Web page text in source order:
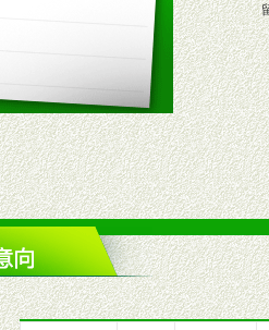
公司资执证明复印件，财务以帐单
宜，采取方案，专家顾问团提供专
货奖励，年终完成任务返利。
程跟踪服务，提供企划、咨询、培
的退换货保障制度，使经销商市场
络，营养品或保健食品相关渠道者。
念，有良好的商业道德，良好的商
价格，统一最低零售价销售，保证
良好的商业信誉，具备地理区位优势
益，不得窜货。